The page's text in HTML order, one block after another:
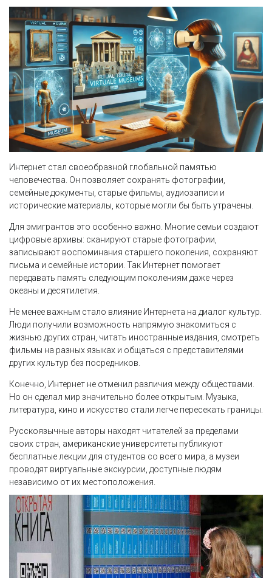
Интернет стал своеобразной глобальной памятью
человечества. Он позволяет сохранять фотографии,
семейные документы, старые фильмы, аудиозаписи и
исторические материалы, которые могли бы быть утрачены.
Для эмигрантов это особенно важно. Многие семьи создают
цифровые архивы: сканируют старые фотографии,
записывают воспоминания старшего поколения, сохраняют
письма и семейные истории. Так Интернет помогает
передавать память следующим поколениям даже через
океаны и десятилетия.
Не менее важным стало влияние Интернета на диалог культур.
Люди получили возможность напрямую знакомиться с
жизнью других стран, читать иностранные издания, смотреть
фильмы на разных языках и общаться с представителями
других культур без посредников.
Конечно, Интернет не отменил различия между обществами.
Но он сделал мир значительно более открытым. Музыка,
литература, кино и искусство стали легче пересекать границы.
Русскоязычные авторы находят читателей за пределами
своих стран, американские университеты публикуют
бесплатные лекции для студентов со всего мира, а музеи
проводят виртуальные экскурсии, доступные людям
независимо от их местоположения.